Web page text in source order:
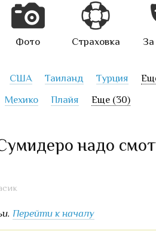
Фото Страховка
США Таиланд Турция
Мехико Плайя Еще (30)
надо
Перейти к началу